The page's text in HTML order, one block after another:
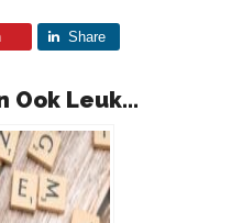
Share
Ook Leuk...